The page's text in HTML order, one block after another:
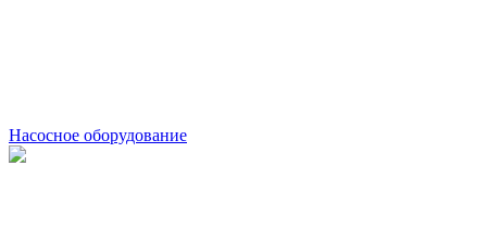
Насосное оборудование